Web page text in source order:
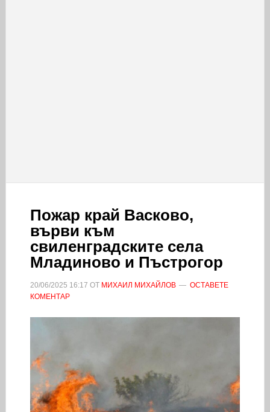
Пожар край Васково,
върви към
свиленградските села
Младиново и Пъстрогор
20/06/2025 16:17 ОТ МИХАИЛ МИХАЙЛОВ
ОСТАВЕТЕ
КОМЕНТАР